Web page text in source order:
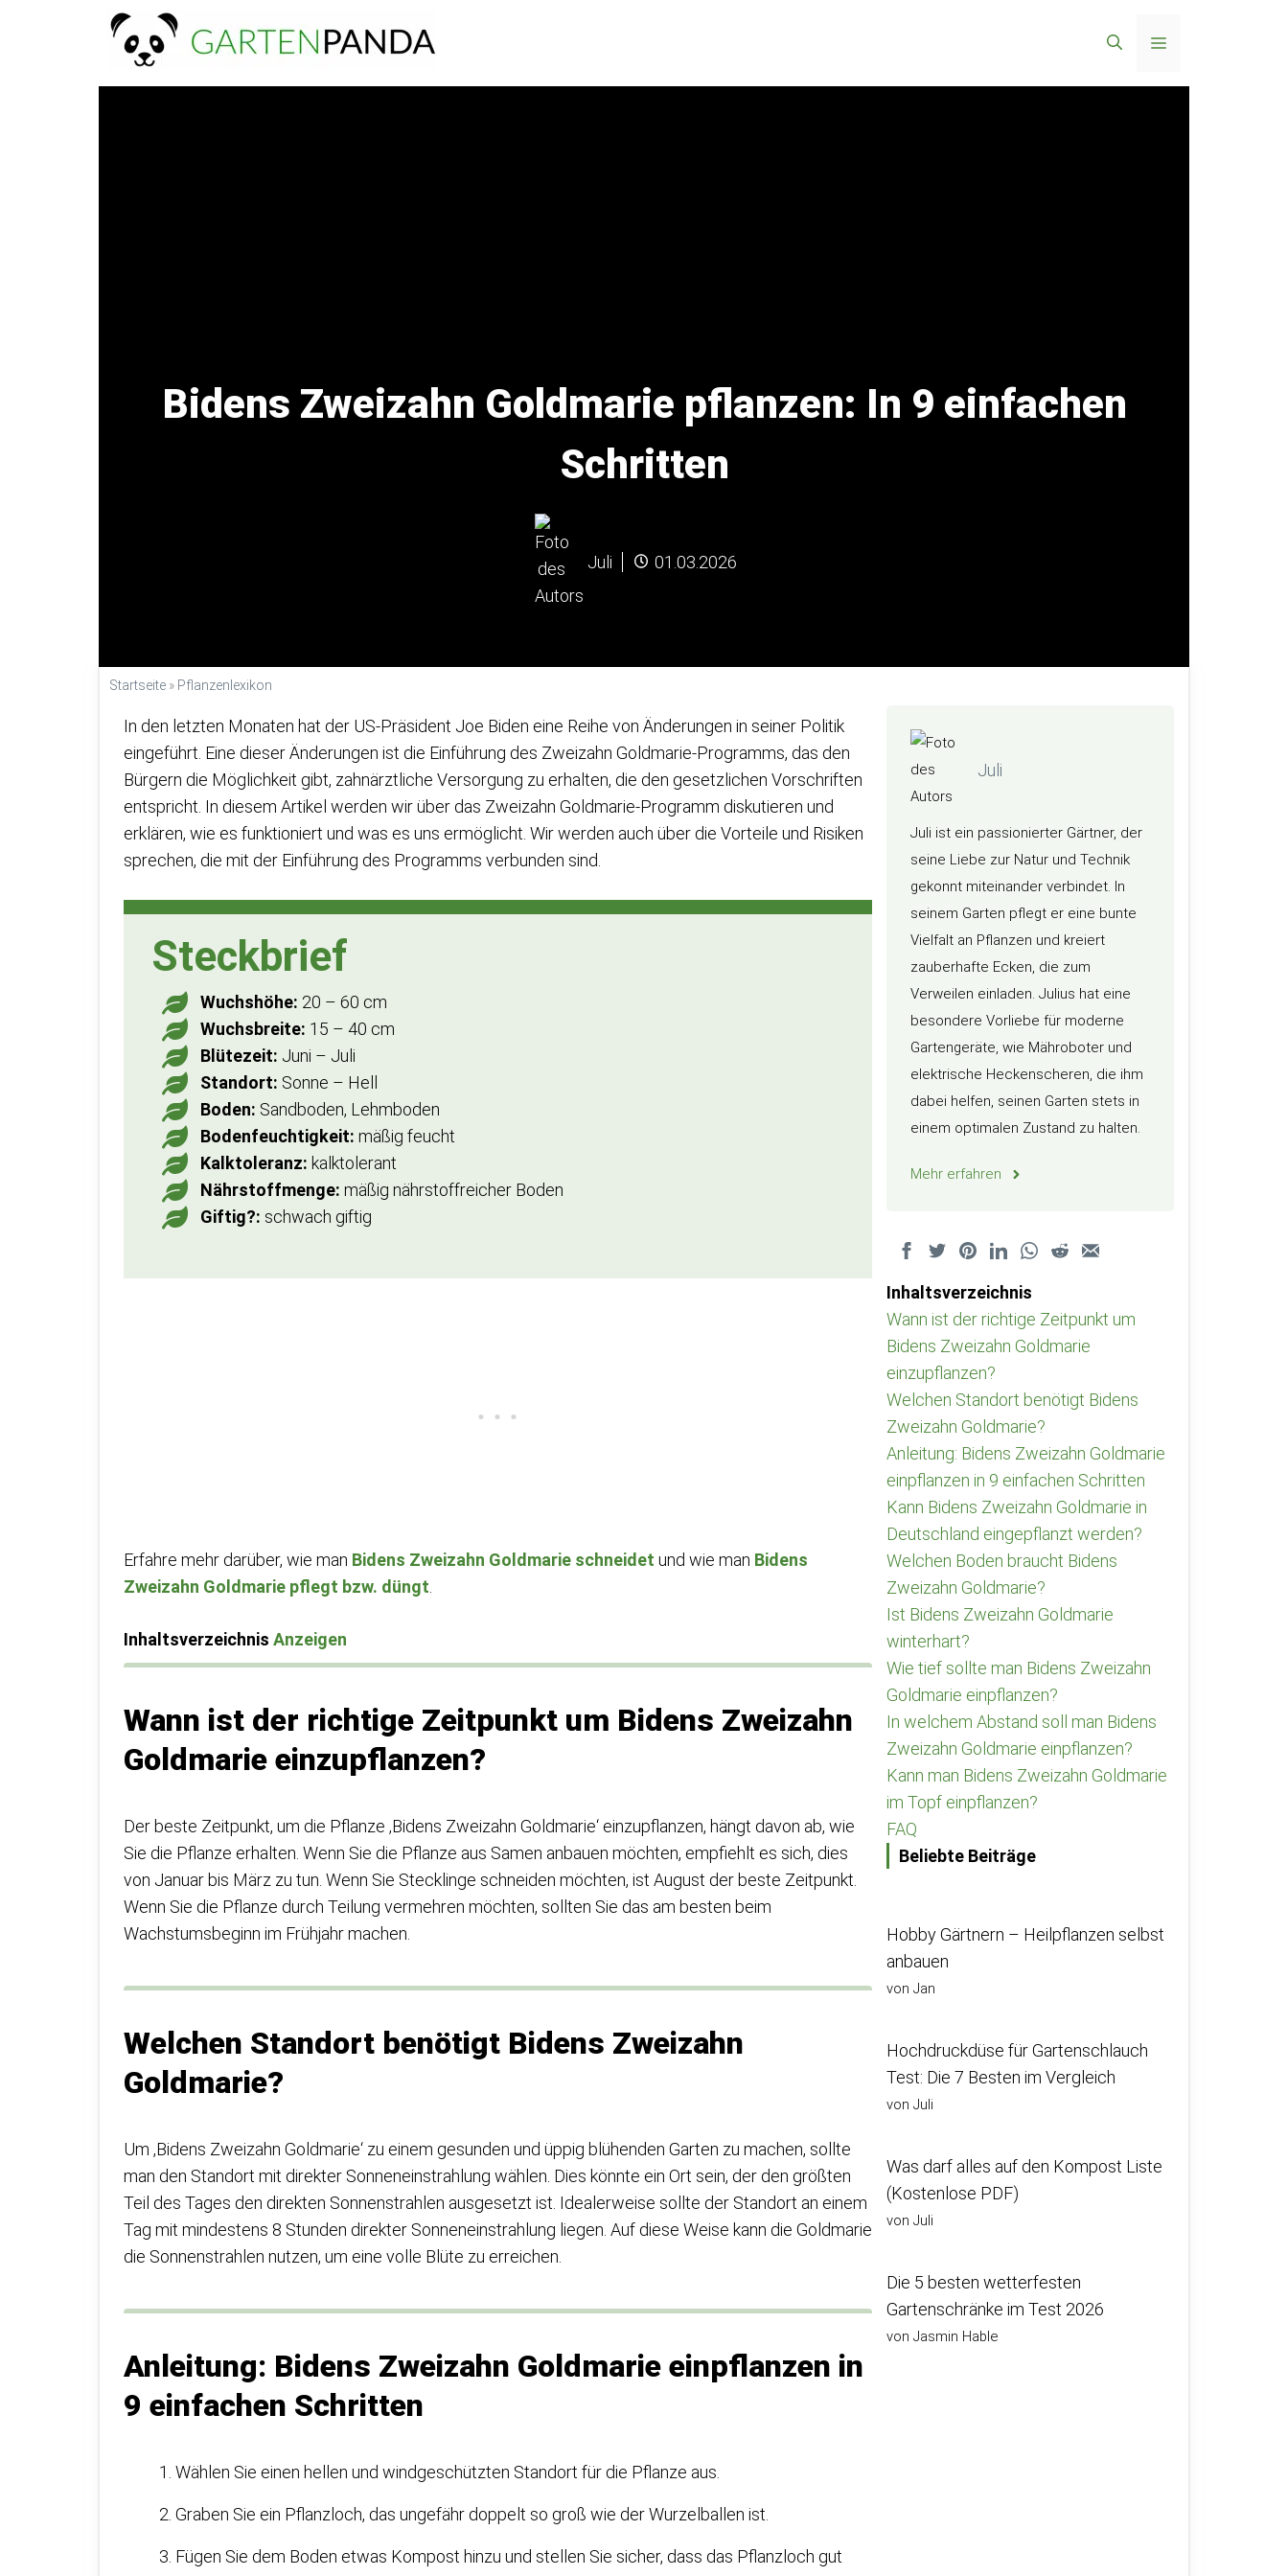
Menü
Bidens Zweizahn Goldmarie pflanzen: In 9 einfachen
Schritten
Juli 01.03.2026
Startseite » Pflanzenlexikon
In den letzten Monaten hat der US-Präsident Joe Biden eine Reihe von Änderungen in seiner Politik
eingeführt. Eine dieser Änderungen ist die Einführung des Zweizahn Goldmarie-Programms, das den
Bürgern die Möglichkeit gibt, zahnärztliche Versorgung zu erhalten, die den gesetzlichen Vorschriften
entspricht. In diesem Artikel werden wir über das Zweizahn Goldmarie-Programm diskutieren und
erklären, wie es funktioniert und was es uns ermöglicht. Wir werden auch über die Vorteile und Risiken
sprechen, die mit der Einführung des Programms verbunden sind.
Steckbrief
Wuchshöhe: 20 – 60 cm
Wuchsbreite: 15 – 40 cm
Blütezeit: Juni – Juli
Standort: Sonne – Hell
Boden: Sandboden, Lehmboden
Bodenfeuchtigkeit: mäßig feucht
Kalktoleranz: kalktolerant
Nährstoffmenge: mäßig nährstoffreicher Boden
Giftig?: schwach giftig
Erfahre mehr darüber, wie man Bidens Zweizahn Goldmarie schneidet und wie man Bidens
Zweizahn Goldmarie pflegt bzw. düngt
Inhaltsverzeichnis Anzeigen
Wann ist der richtige Zeitpunkt um Bidens Zweizahn
Goldmarie einzupflanzen?
Der beste Zeitpunkt, um die Pflanze ‚Bidens Zweizahn Goldmarie‘ einzupflanzen, hängt davon ab, wie
Sie die Pflanze erhalten. Wenn Sie die Pflanze aus Samen anbauen möchten, empfiehlt es sich, dies
von Januar bis März zu tun. Wenn Sie Stecklinge schneiden möchten, ist August der beste Zeitpunkt.
Wenn Sie die Pflanze durch Teilung vermehren möchten, sollten Sie das am besten beim
Wachstumsbeginn im Frühjahr machen.
Welchen Standort benötigt Bidens Zweizahn
Goldmarie?
Um ‚Bidens Zweizahn Goldmarie‘ zu einem gesunden und üppig blühenden Garten zu machen, sollte
man den Standort mit direkter Sonneneinstrahlung wählen. Dies könnte ein Ort sein, der den größten
Teil des Tages den direkten Sonnenstrahlen ausgesetzt ist. Idealerweise sollte der Standort an einem
Tag mit mindestens 8 Stunden direkter Sonneneinstrahlung liegen. Auf diese Weise kann die Goldmarie
die Sonnenstrahlen nutzen, um eine volle Blüte zu erreichen.
Anleitung: Bidens Zweizahn Goldmarie einpflanzen in
9 einfachen Schritten
Wählen Sie einen hellen und windgeschützten Standort für die Pflanze aus.
Graben Sie ein Pflanzloch, das ungefähr doppelt so groß wie der Wurzelballen ist.
Fügen Sie dem Boden etwas Kompost hinzu und stellen Sie sicher, dass das Pflanzloch gut
Juli
Juli ist ein passionierter Gärtner, der
seine Liebe zur Natur und Technik
gekonnt miteinander verbindet. In
seinem Garten pflegt er eine bunte
Vielfalt an Pflanzen und kreiert
zauberhafte Ecken, die zum
Verweilen einladen. Julius hat eine
besondere Vorliebe für moderne
Gartengeräte, wie Mähroboter und
elektrische Heckenscheren, die ihm
dabei helfen, seinen Garten stets in
einem optimalen Zustand zu halten.
Mehr erfahren
Inhaltsverzeichnis
Wann ist der richtige Zeitpunkt um
Bidens Zweizahn Goldmarie
einzupflanzen?
Welchen Standort benötigt Bidens
Zweizahn Goldmarie?
Anleitung: Bidens Zweizahn Goldmarie
einpflanzen in 9 einfachen Schritten
Kann Bidens Zweizahn Goldmarie in
Deutschland eingepflanzt werden?
Welchen Boden braucht Bidens
Zweizahn Goldmarie?
Ist Bidens Zweizahn Goldmarie
winterhart?
Wie tief sollte man Bidens Zweizahn
Goldmarie einpflanzen?
In welchem Abstand soll man Bidens
Zweizahn Goldmarie einpflanzen?
Kann man Bidens Zweizahn Goldmarie
im Topf einpflanzen?
FAQ
Beliebte Beiträge
Hobby Gärtnern – Heilpflanzen selbst
anbauen
von Jan
Hochdruckdüse für Gartenschlauch
Test: Die 7 Besten im Vergleich
von Juli
Was darf alles auf den Kompost Liste
(Kostenlose PDF)
von Juli
Die 5 besten wetterfesten
Gartenschränke im Test 2026
von Jasmin Hable